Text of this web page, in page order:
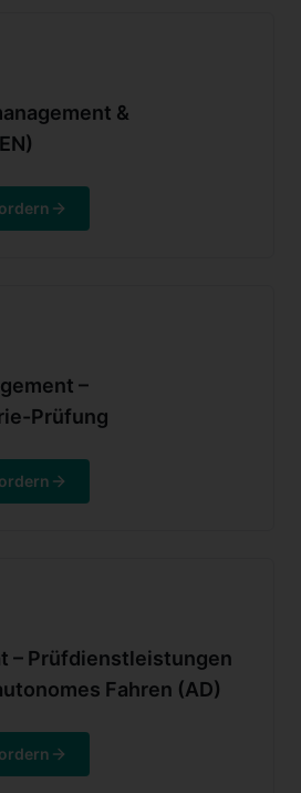
&
–
Prüfung
– Prüfdienstleistungen
Fahren (AD)